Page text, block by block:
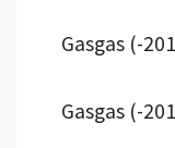
Gasgas (-
Gasgas (-